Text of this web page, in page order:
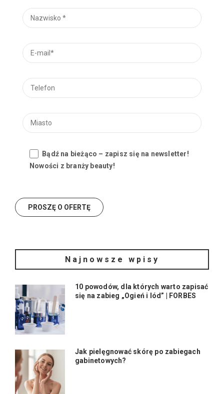
Bądź na bieżąco – zapisz się na newsletter!
Nowości z branży beauty!
Najnowsze wpisy
10 powodów, dla których warto zapisać
się na zabieg „Ogień i lód” | FORBES
Jak pielęgnować skórę po zabiegach
gabinetowych?